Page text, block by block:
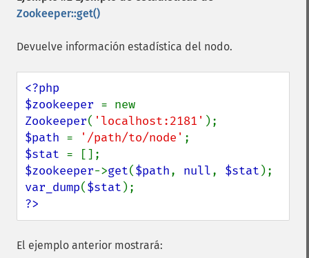
Zookeeper::get()
Devuelve información estadística del nodo.
<?php
$zookeeper
Zookeeper( 'localhost:2181'
$path = '/path/to/node'
$stat
$zookeeper->get($path, null, $stat
var_dump($stat
?>
El ejemplo anterior mostrará: